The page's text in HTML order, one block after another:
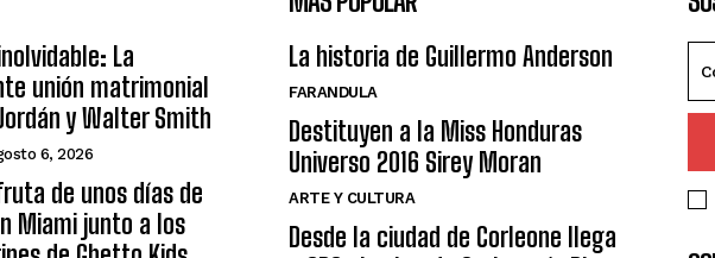
La
unión matrimonial
y Walter Smith
6, 2026
de unos días de
Miami junto a los
La historia de Guillermo Anderson
FARANDULA
Destituyen a la Miss Honduras
Universo 2016 Sirey Moran
ARTE Y CULTURA
Desde la ciudad de Corleone llega